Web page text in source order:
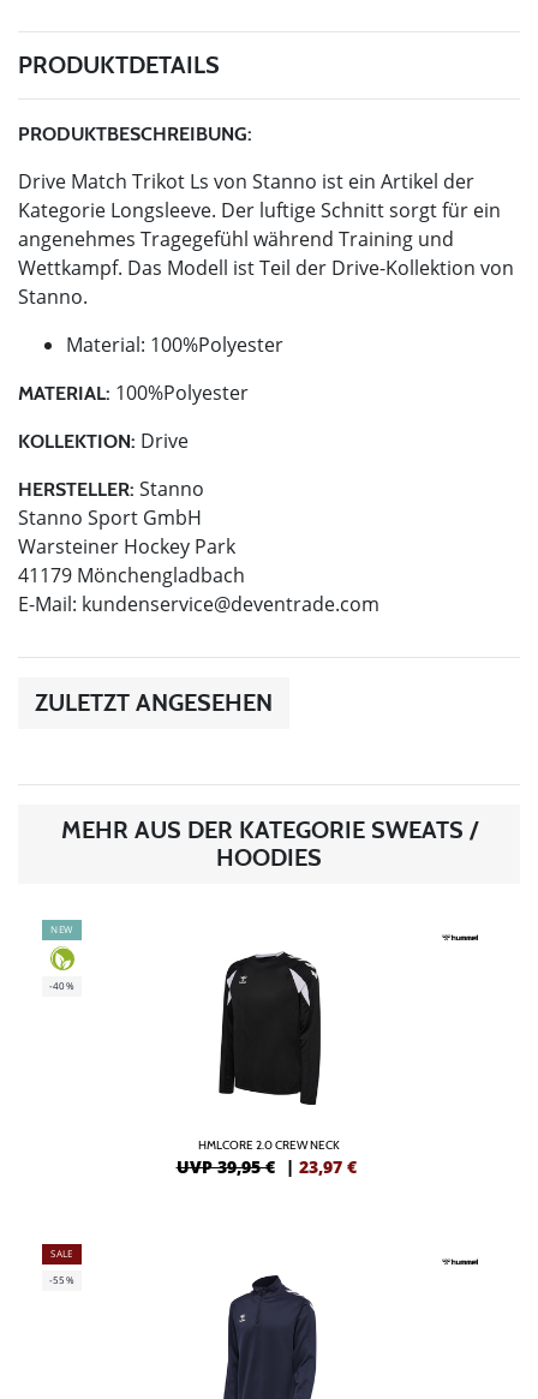
PRODUKTDETAILS
PRODUKTBESCHREIBUNG:
Drive Match Trikot Ls von Stanno ist ein Artikel der
Kategorie Longsleeve. Der luftige Schnitt sorgt für ein
angenehmes Tragegefühl während Training und
Wettkampf. Das Modell ist Teil der Drive-Kollektion von
Stanno.
Material: 100%Polyester
MATERIAL: 100%Polyester
KOLLEKTION: Drive
HERSTELLER: Stanno
Stanno Sport GmbH
Warsteiner Hockey Park
41179 Mönchengladbach
E-Mail: kundenservice@deventrade.com
ZULETZT ANGESEHEN
MEHR AUS DER KATEGORIE SWEATS /
HOODIES
NEW
-40%
HMLCORE 2.0 CREW NECK
UVP 39,95 € | 23,97 €
SALE
-55%